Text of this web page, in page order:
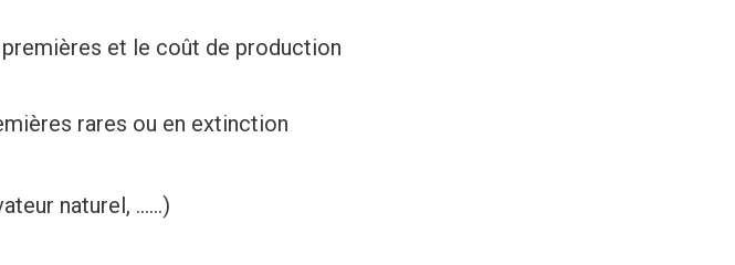
et le coût de production
matières premières rares ou en extinction
naturel, ……)